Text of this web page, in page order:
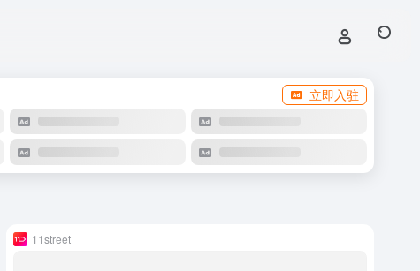
立即入驻
11street